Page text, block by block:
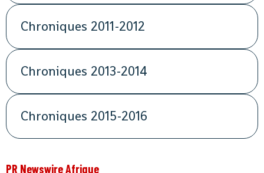
Chroniques 2011-2012
Chroniques 2013-2014
Chroniques 2015-2016
PR Newswire Afrique